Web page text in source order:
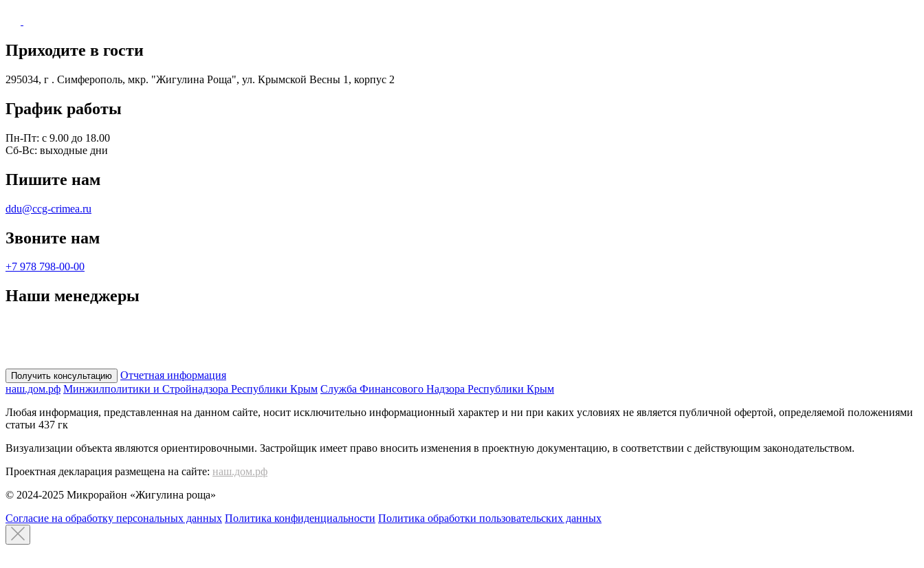
Приходите в гости
295034, г . Симферополь, мкр. "Жигулина Роща", ул. Крымской Весны 1, корпус 2
График работы
Пн-Пт: с 9.00 до 18.00
Сб-Вс: выходные дни
Пишите нам
ddu@ccg-crimea.ru
Звоните нам
+7 978 798-00-00
Наши менеджеры
Получить консультацию
Отчетная информация
наш.дом.рф Минжилполитики и Стройнадзора Республики Крым Служба Финансового Надзора Республики Крым
Любая информация, представленная на данном сайте, носит исключительно информационный характер и ни при каких условиях не является публичной офертой, определяемой положениями
статьи 437 гк
Визуализации объекта являются ориентировочными. Застройщик имеет право вносить изменения в проектную документацию, в соответствии с действующим законодательством.
Проектная декларация размещена на сайте: наш.дом.рф
© 2024-2025 Микрорайон «Жигулина роща»
Согласие на обработку персональных данных Политика конфиденциальности Политика обработки пользовательских данных